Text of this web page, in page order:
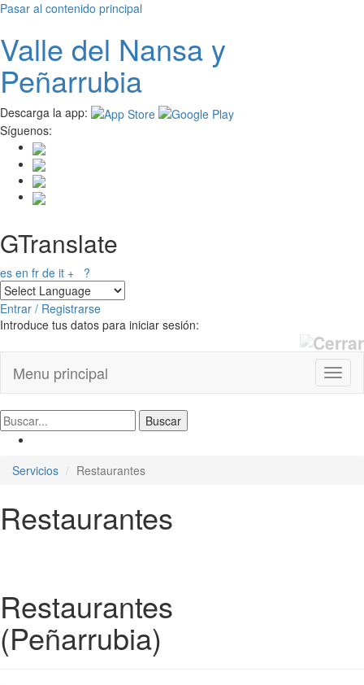
Pasar al contenido principal
Valle del Nansay
Peñarrubia
Descarga la app:
Síguenos:
GTranslate
es en fr de it + ?
Entrar / Registrarse
Introduce tus datos para iniciar sesión:
Menu principal
Servicios Restaurantes
Restaurantes
Restaurantes
(Peñarrubia)